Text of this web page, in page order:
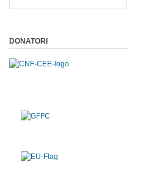
DONATORI